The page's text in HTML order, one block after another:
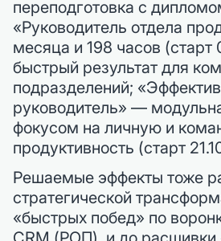
переподготовка с
«Руководитель отдела
месяца и 198 часов (старт
быстрый результат для
подразделений;
руководитель» —
фокусом на личную и
продуктивность (старт
Решаемые эффекты тоже
стратегической
«быстрых побед» по